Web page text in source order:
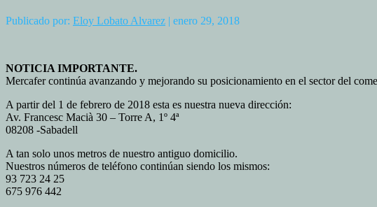
Publicado por: Eloy Lobato Alvarez | enero 29, 2018
NOTICIA IMPORTANTE.
Mercafer continúa avanzando y mejorando su posicionamiento en el sector del
A partir del 1 de febrero de 2018 esta es nuestra nueva dirección:
Av. Francesc Macià 30 – Torre A, 1º 4ª
08208 -Sabadell
A tan solo unos metros de nuestro antiguo domicilio.
Nuestros números de teléfono continúan siendo los mismos:
93 723 24 25
675 976 442